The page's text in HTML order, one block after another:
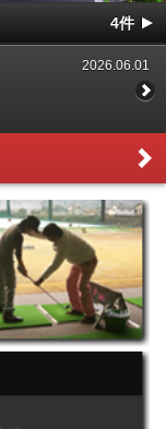
▼
4件
2026.06.01
2026.04.15
2020.01.02
2026.08.01